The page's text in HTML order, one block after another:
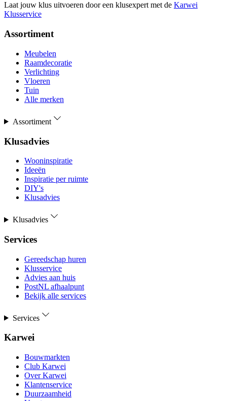
Laat jouw klus uitvoeren door een klusexpert met de Karwei
Klusservice
Assortiment
Meubelen
Raamdecoratie
Verlichting
Vloeren
Tuin
Alle merken
Assortiment
Klusadvies
Wooninspiratie
Ideeën
Inspiratie per ruimte
DIY's
Klusadvies
Klusadvies
Services
Gereedschap huren
Klusservice
Advies aan huis
PostNL afhaalpunt
Bekijk alle services
Services
Karwei
Bouwmarkten
Club Karwei
Over Karwei
Klantenservice
Duurzaamheid